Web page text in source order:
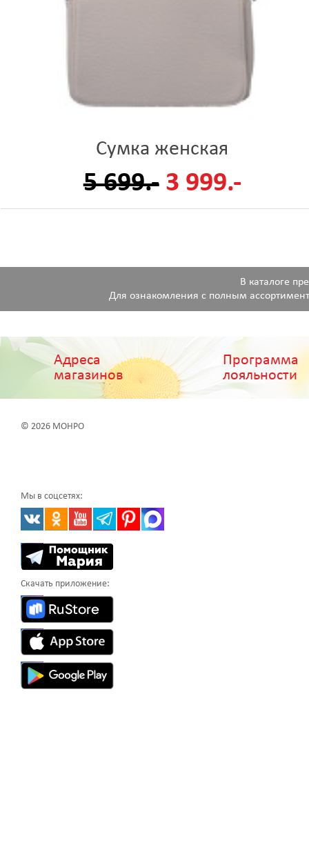
Сумка женская
5 699.- 3 999.-
В каталоге
Для ознакомления с полным
Адреса
магазинов
Программа
лояльности
© 2026 МОНРО
Мы в соцсетях:
Скачать приложение: